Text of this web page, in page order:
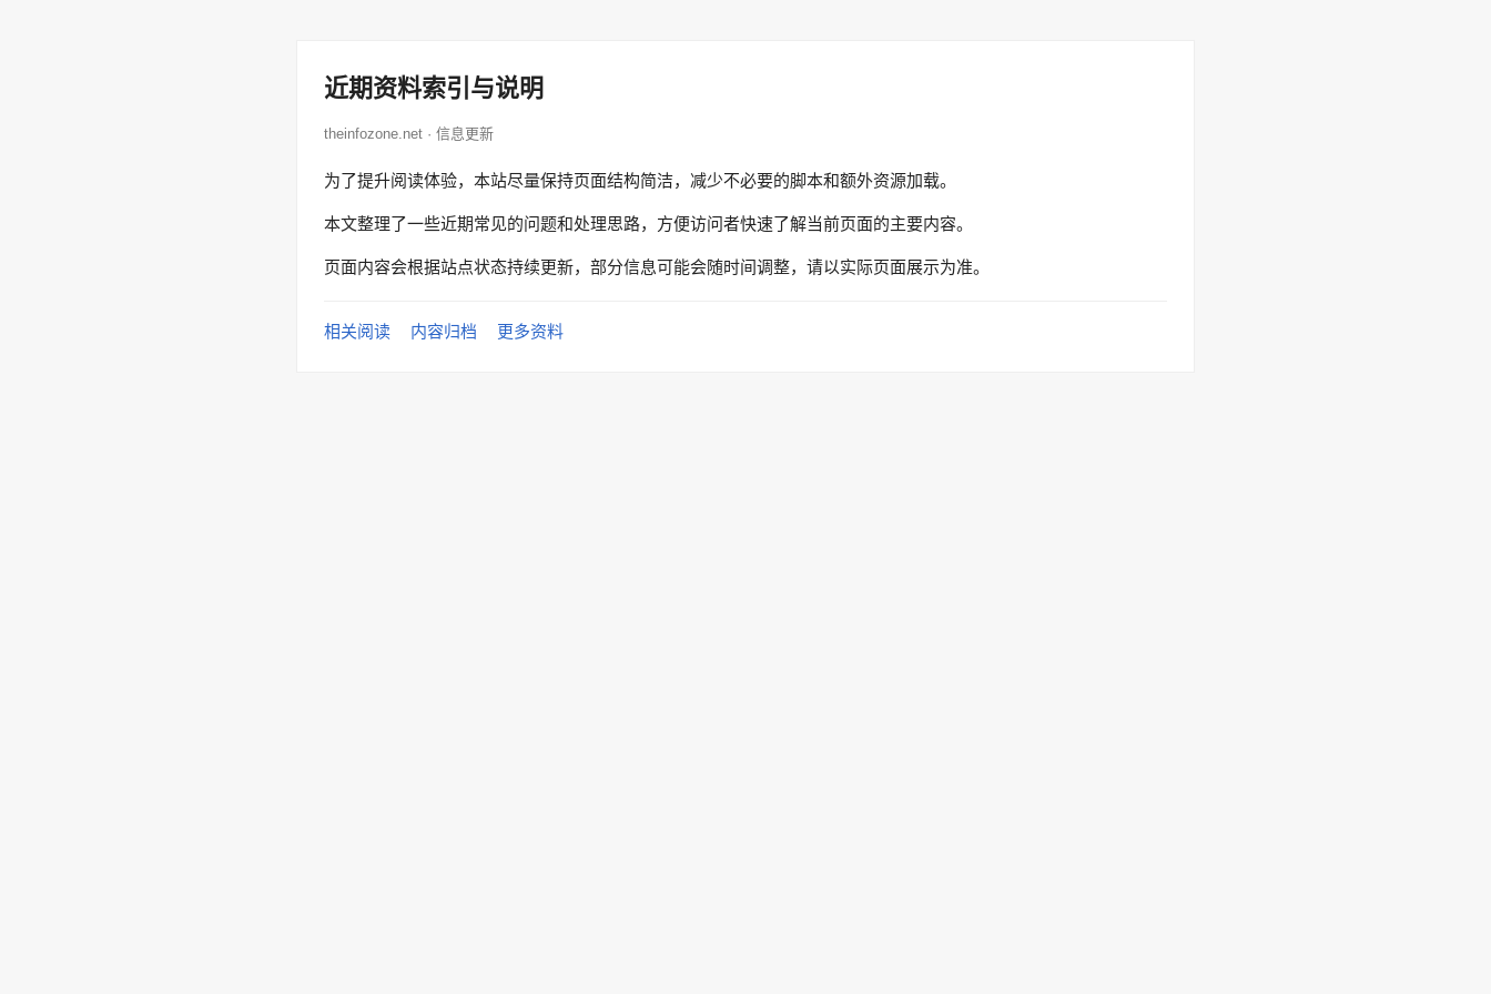
近期资料索引与说明
theinfozone.net · 信息更新
为了提升阅读体验，本站尽量保持页面结构简洁，减少不必要的脚本和额外资源加载。
本文整理了一些近期常见的问题和处理思路，方便访问者快速了解当前页面的主要内容。
页面内容会根据站点状态持续更新，部分信息可能会随时间调整，请以实际页面展示为准。
相关阅读 内容归档 更多资料